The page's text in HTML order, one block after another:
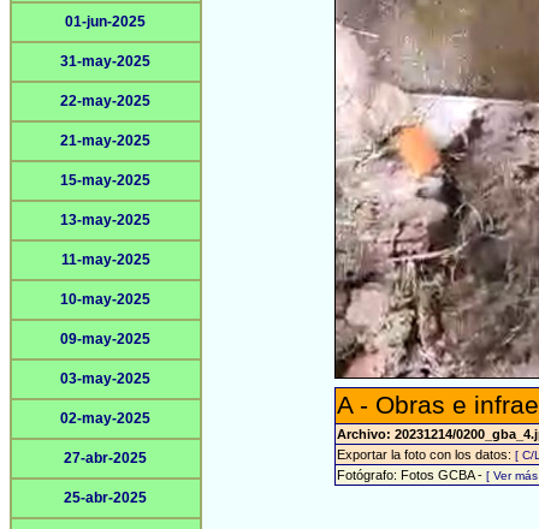
01-jun-2025
31-may-2025
22-may-2025
21-may-2025
15-may-2025
13-may-2025
11-may-2025
10-may-2025
09-may-2025
03-may-2025
02-may-2025
27-abr-2025
25-abr-2025
A - Obras e
Archivo: 20231214/
Exportar la foto con los datos:[ C/
Fotógrafo: Fotos GCBA -[ Ver